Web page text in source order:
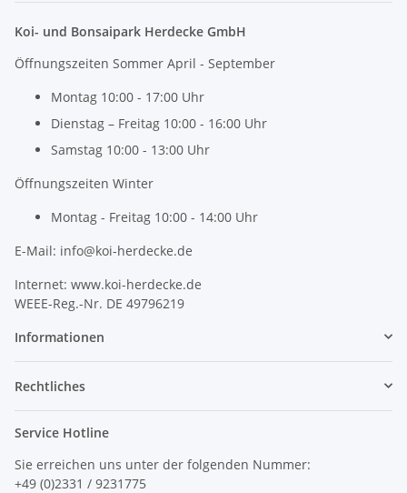
Koi- und Bonsaipark Herdecke GmbH
Öffnungszeiten Sommer April - September
Montag 10:00 - 17:00 Uhr
Dienstag – Freitag 10:00 - 16:00 Uhr
Samstag 10:00 - 13:00 Uhr
Öffnungszeiten Winter
Montag - Freitag 10:00 - 14:00 Uhr
E-Mail: info@koi-herdecke.de
Internet: www.koi-herdecke.de
WEEE-Reg.-Nr. DE 49796219
Informationen
Rechtliches
Service Hotline
Sie erreichen uns unter der folgenden Nummer:
+49 (0)2331 / 9231775